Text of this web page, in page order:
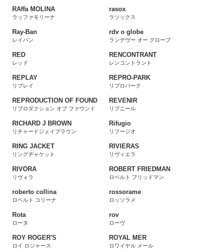
RAffa MOLINA
ラッファモリーナ
rasox
ラソックス
Ray-Ban
レイバン
rdv o globe
ランデヴー オー グローブ
RED
レッド
RENCONTRANT
レンコントラント
REPLAY
リプレイ
REPRO-PARK
リプロパーク
REPRODUCTION OF FOUND
リプロダクション オブ ファウンド
REVENIR
リブニール
RICHARD J BROWN
リチャードジェイブラウン
Rifugio
リフージオ
RING JACKET
リングヂャケット
RIVIERAS
リヴィエラ
RIVORA
リヴォラ
ROBERT FRIEDMAN
ロベルト フリッドマン
roberto collina
ロベルト コリーナ
rossorame
ロッソラメ
Rota
ロータ
rov
ローヴ
ROY ROGER'S
ロイ ロジャース
ROYAL MER
ロワイヤル メール